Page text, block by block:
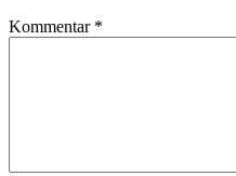
Kommentar *